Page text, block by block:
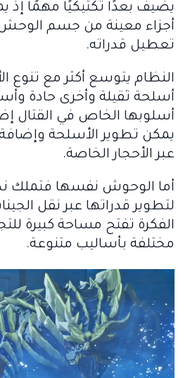
يضيف بعدًا تكتيكيًا مهمًا
أجزاء معينة من جسم
تعطيل قدراته.
النظام يتوسع أكثر مع تنوع
أسلحة ثقيلة وأخرى حادة
أسلوبها الخاص في القتال
يمكن تطوير الأسلحة
عبر الأحجار الخاصة.
أما الوحوش نفسها فتملك
لتطوير قدراتها عبر نقل
الفكرة تفتح مساحة كبيرة
مختلفة بأساليب متنوعة.